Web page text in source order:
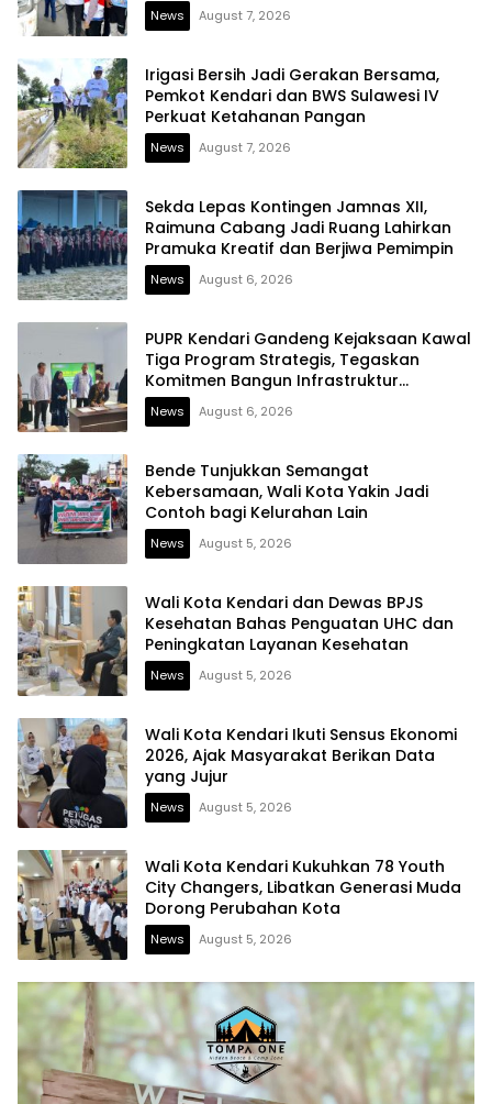
News August 7, 2026
Irigasi Bersih Jadi Gerakan Bersama,
Pemkot Kendari dan BWS Sulawesi IV
Perkuat Ketahanan Pangan
News August 7, 2026
Sekda Lepas Kontingen Jamnas XII,
Raimuna Cabang Jadi Ruang Lahirkan
Pramuka Kreatif dan Berjiwa Pemimpin
News August 6, 2026
PUPR Kendari Gandeng Kejaksaan Kawal
Tiga Program Strategis, Tegaskan
Komitmen Bangun Infrastruktur
Berintegritas
News August 6, 2026
Bende Tunjukkan Semangat
Kebersamaan, Wali Kota Yakin Jadi
Contoh bagi Kelurahan Lain
News August 5, 2026
Wali Kota Kendari dan Dewas BPJS
Kesehatan Bahas Penguatan UHC dan
Peningkatan Layanan Kesehatan
News August 5, 2026
Wali Kota Kendari Ikuti Sensus Ekonomi
2026, Ajak Masyarakat Berikan Data
yang Jujur
News August 5, 2026
Wali Kota Kendari Kukuhkan 78 Youth
City Changers, Libatkan Generasi Muda
Dorong Perubahan Kota
News August 5, 2026